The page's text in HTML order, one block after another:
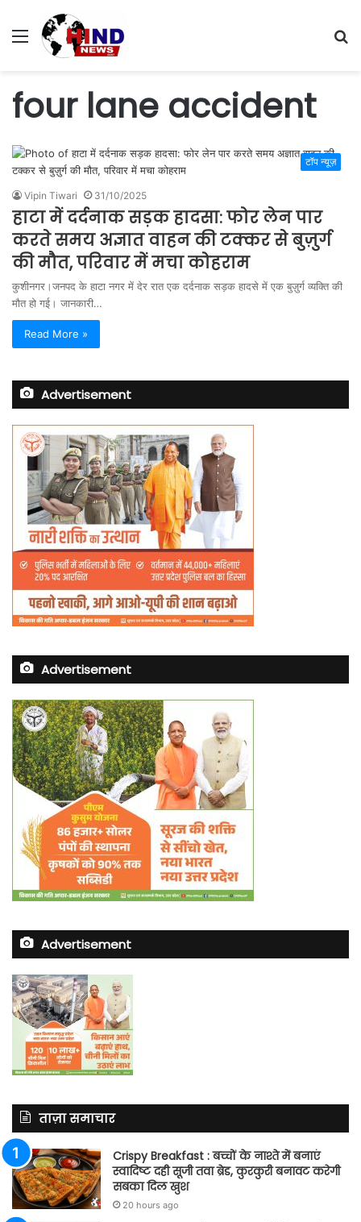
Menu
four lane accident
टॉप न्यूज़
Vipin Tiwari 31/10/2025
हाटा में दर्दनाक सड़क हादसा: फोर लेन पार
करते समय अज्ञात वाहन की टक्कर से बुज़ुर्ग
की मौत, परिवार में मचा कोहराम
कुशीनगर।जनपद के हाटा नगर में देर रात एक दर्दनाक सड़क हादसे में एक बुज़ुर्ग व्यक्ति की
मौत हो गई। जानकारी…
Read More »
Advertisement
Advertisement
Advertisement
ताज़ा समाचार
Crispy Breakfast : बच्चों के नाश्ते में बनाएं
स्वादिष्ट दही सूजी तवा ब्रेड, कुरकुरी बनावट करेगी
सबका दिल खुश
20 hours ago